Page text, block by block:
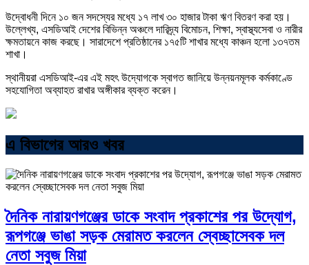
উদ্বোধনী দিনে ১০ জন সদস্যের মধ্যে ১৭ লাখ ৩০ হাজার টাকা ঋণ বিতরণ করা হয়।
উল্লেখ্য, এসডিআই দেশের বিভিন্ন অঞ্চলে দারিদ্র্য বিমোচন, শিক্ষা, স্বাস্থ্যসেবা ও নারীর
ক্ষমতায়নে কাজ করছে। সারাদেশে প্রতিষ্ঠানের ১৭৫টি শাখার মধ্যে কাঞ্চন হলো ১৩৭তম
শাখা।
স্থানীয়রা এসডিআই-এর এই মহৎ উদ্যোগকে স্বাগত জানিয়ে উন্নয়নমূলক কর্মকাণ্ডে
সহযোগিতা অব্যাহত রাখার অঙ্গীকার ব্যক্ত করেন।
এ বিভাগের আরও খবর
দৈনিক নারায়ণগঞ্জের ডাকে সংবাদ প্রকাশের পর উদ্যোগ,
রূপগঞ্জে ভাঙা সড়ক মেরামত করলেন স্বেচ্ছাসেবক দল
নেতা সবুজ মিয়া